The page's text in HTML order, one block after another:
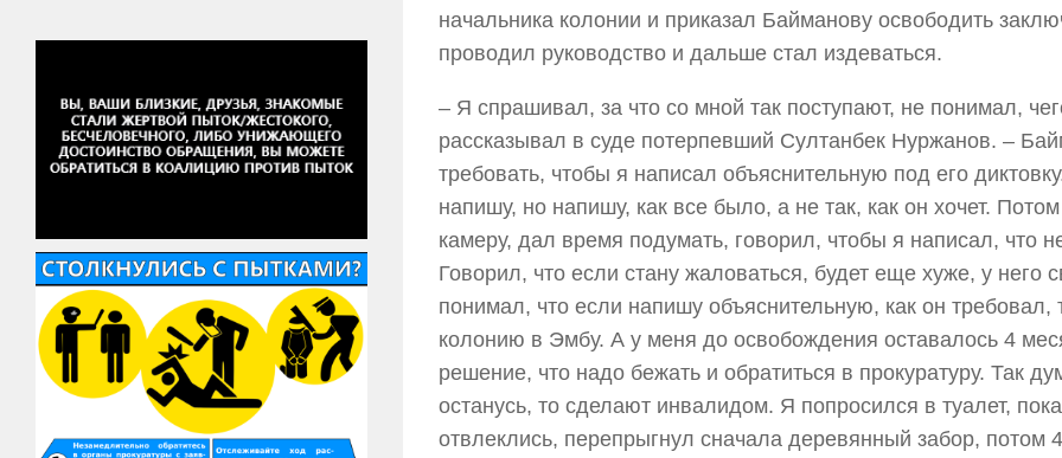
начальника колонии и приказал Байманову освободить
проводил руководство и дальше стал издеваться.
– Я спрашивал, за что со мной так поступают, не понимал,
рассказывал в суде потерпевший Султанбек Нуржанов. –
требовать, чтобы я написал объяснительную под его
напишу, но напишу, как все было, а не так, как он хочет.
камеру, дал время подумать, говорил, чтобы я написал, что
Говорил, что если стану жаловаться, будет еще хуже, у него
понимал, что если напишу объяснительную, как он требовал,
колонию в Эмбу. А у меня до освобождения оставалось 4
решение, что надо бежать и обратиться в прокуратуру. Так
останусь, то сделают инвалидом. Я попросился в туалет,
отвлеклись, перепрыгнул сначала деревянный забор, потом